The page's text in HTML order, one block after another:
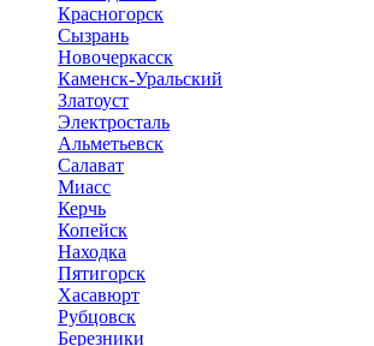
Красногорск
Сызрань
Новочеркасск
Каменск-Уральский
Златоуст
Электросталь
Альметьевск
Салават
Миасс
Керчь
Копейск
Находка
Пятигорск
Хасавюрт
Рубцовск
Березники